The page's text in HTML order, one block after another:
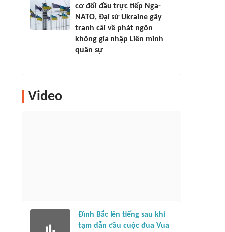
cơ đối đầu trực tiếp Nga-
NATO, Đại sứ Ukraine gây
tranh cãi về phát ngôn
không gia nhập Liên minh
quân sự
Video
Đình Bắc lên tiếng sau khi
tạm dẫn đầu cuộc đua Vua